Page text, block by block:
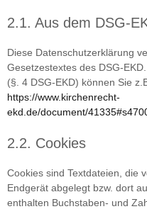
2.1. Aus dem DSG-
Diese Datenschutzerklärung
Gesetzestextes des DSG-
(§. 4 DSG-EKD) können Sie
https://www.kirchenrecht-
ekd.de/document/
2.2. Cookies
Cookies sind Textdateien, die
Endgerät abgelegt bzw. dort
enthalten Buchstaben- und